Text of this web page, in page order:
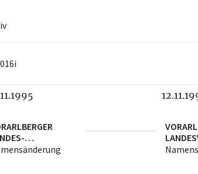
V.a.G.
NG